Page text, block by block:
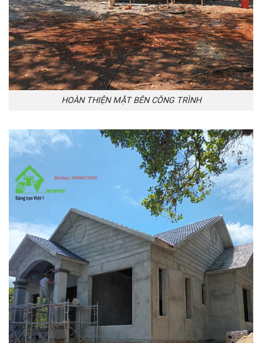
HOÀN THIỆN MẶT BÊN CÔNG TRÌNH